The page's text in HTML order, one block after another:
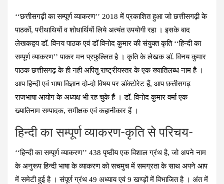
‘‘छत्तीसगढ़ी का सम्पूर्ण व्याकरण’’ 2018 में प्रकाशित हुआ जो छत्तीसगढ़ी के
पाठकों, परीथाथियों व शोधार्थियों लिये अत्यंत उपयोगी रहा । इसके बाद
लेखकद्वय डाॅ. विनय पाठक एवं डाॅ विनोद कुमार की संयुक्त कृति ‘‘हिन्दी का
सम्पूर्ण व्याकरण’’ पाकर मन प्रफुल्लित है । कृति के लेखक डाॅ. विनय कुमार
पाठक छत्तीसगढ़ के ही नही अपितु राष्ट्रीयस्तर के एक ख्यातिलब्ध नाम है ।
आप हिन्दी एवं भाषा विज्ञान दो-दो विषय पर डाॅक्टोरेट हैं, आप छत्तीसगढ़
राजभाषा आयोग के अध्यक्ष भी रह चुके हैं । डाॅ. विनोद कुमार वर्मा एक
ख्यातिनाम सम्पादक, समीक्षक एवं कहानीकार हैं ।
हिन्‍दी का सम्पूर्ण व्याकरण-कृति से परिचय-
‘‘हिन्दी का सम्पूर्ण व्याकरण’’ 438 पृष्ठीय एक विशाल ग्रंथ है, जो अपने नाम
के अनुरूप हिन्दी भाषा के व्याकरण को सचमुच में समग्रता के साथ अपने आप
में समेटी हुई है । संपूर्ण ग्रंथ 49 अध्याय एवं 9 खण्ड़ों में विभाजित है । अंत में